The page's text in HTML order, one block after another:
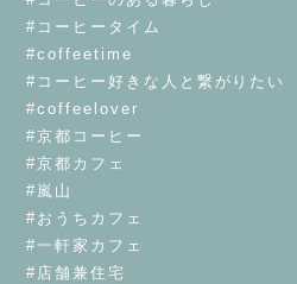
#コーヒータイム
#coffeetime
#コーヒー好きな人と繋がりたい
#coffeelover
#京都コーヒー
#京都カフェ
#嵐山
#おうちカフェ
#一軒家カフェ
#店舗兼住宅